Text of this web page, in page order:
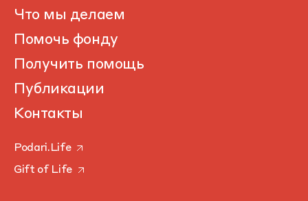
Что мы делаем
Помочь фонду
Получить помощь
Публикации
Контакты
Podari.Life
Gift of Life